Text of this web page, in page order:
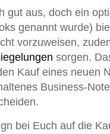
gut aus, doch ein
genannt wurde)
vorzuweisen,
sorgen.
Kauf eines neuen
Business-
bei Euch auf die